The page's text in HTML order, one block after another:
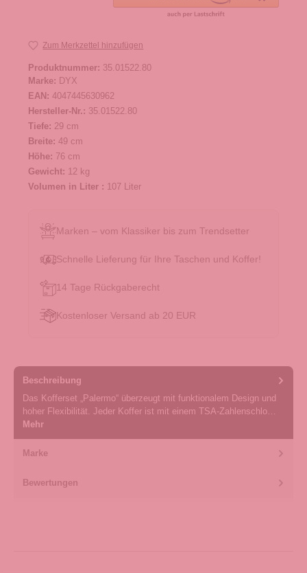
Zum Merkzettel hinzufügen
Produktnummer: 35.01522.80
Marke: DYX
EAN: 4047445630962
Hersteller-Nr.: 35.01522.80
Tiefe: 29 cm
Breite: 49 cm
Höhe: 76 cm
Gewicht: 12 kg
Volumen in Liter : 107 Liter
Marken – vom Klassiker bis zum Trendsetter
Schnelle Lieferung für Ihre Taschen und Koffer!
14 Tage Rückgaberecht
Kostenloser Versand ab 20 EUR
Beschreibung
Das Kofferset „Palermo“ überzeugt mit funktionalem Design und
hoher Flexibilität. Jeder Koffer ist mit einem TSA-Zahlenschlo…
Mehr
Marke
Bewertungen